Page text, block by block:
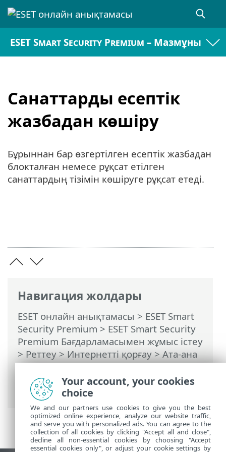
ESET Smart Security Premium – Мазмұны
Санаттарды есептік
жазбадан көшіру
Навигация жолдары
ESET онлайн анықтамасы > ESET Smart
Security Premium > ESET Smart Security
Premium Бағдарламасымен жұмыс істеу
> Реттеу>Интернетті қорғау>Ата-ана
бақылау> Диалог терезелері - Parental
Control > Санаттарды есептік жазбадан
көшіру
Бұрыннан бар өзгертілген есептік жазбадан
блокталған немесе рұқсат етілген
санаттардың тізімін көшіруге рұқсат етеді.
Your account, your cookies
choice
We and our partners use cookies to give you the best
optimized online experience, analyze our website traffic,
and serve you with personalized ads. You can agree to the
collection of all cookies by clicking "Accept all and close",
decline all non-essential cookies by choosing "Accept
essential cookies only", or adjust your cookie settings by